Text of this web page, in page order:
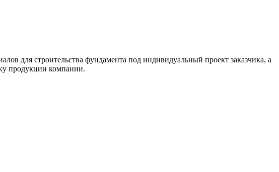
для строительства фундамента под индивидуальный проект заказчика, а
продукции компании.